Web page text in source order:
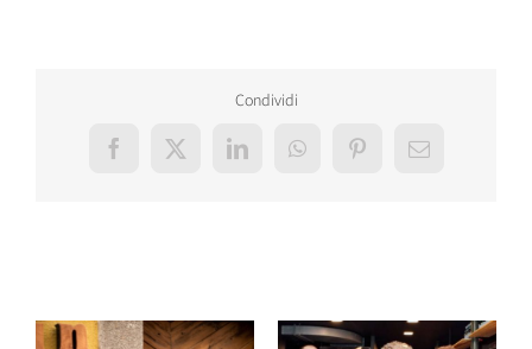
Condividi
Facebook
X LinkedInWhatsAppPinterestEmail